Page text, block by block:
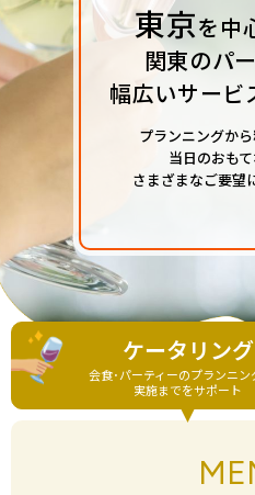
東京を中
関東のパ
幅広いサービ
プランニングから
当⽇のおもて
さまざまなご要望
ケータリング
会食･パーティーのプランニン
実施までをサポート